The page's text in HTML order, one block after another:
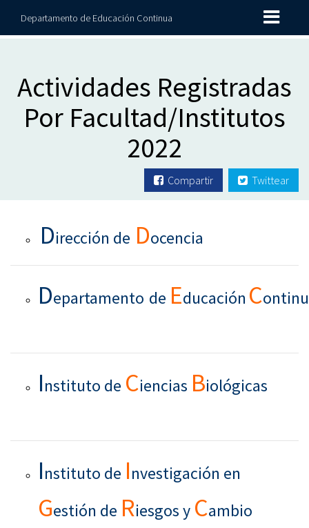
Departamento de Educación Continua
Actividades Registradas
Por Facultad/Institutos
2022
Compartir Twittear
Dirección de Docencia
Departamento de Educación C
Instituto de Ciencias Biológicas
Instituto de Investigación en
Gestión de Riesgos y Cambio